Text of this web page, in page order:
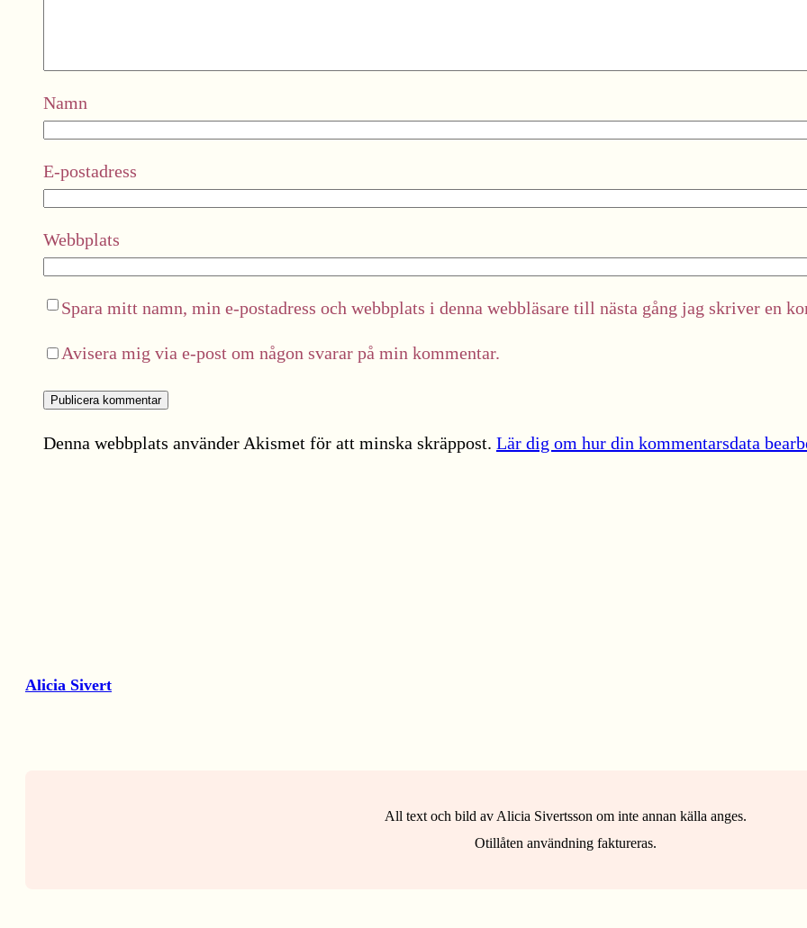
Namn
E-postadress
Webbplats
Spara mitt namn, min e-postadress och webbplats i denna webbläsare till nästa gång jag skriver en
Avisera mig via e-post om någon svarar på min kommentar.
Denna webbplats använder Akismet för att minska skräppost. Lär dig om hur din kommentarsdata
Alicia Sivert
All text och bild av Alicia Sivertsson om inte annan källa anges.
Otillåten användning faktureras.